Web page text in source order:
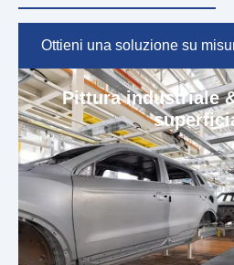
Ottieni una soluzione su
Pittura industriale